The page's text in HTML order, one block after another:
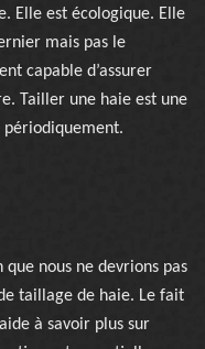
Elle est écologique. Elle
mais pas le
capable d’assurer
Tailler une haie est une
nous ne devrions pas
taillage de haie. Le fait
à savoir plus sur